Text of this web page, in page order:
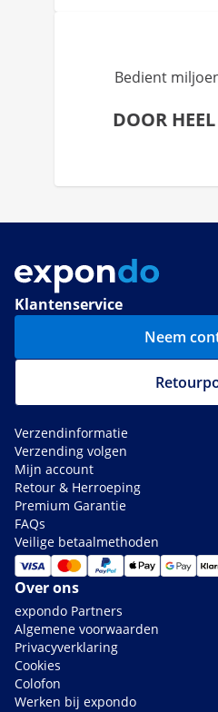
Bedient
DOOR
Klantenservice
Neem
Verzendinformatie
Verzending volgen
Mijn account
Retour & Herroeping
Premium Garantie
FAQs
Veilige betaalmethoden
Over ons
expondo Partners
Algemene voorwaarden
Privacyverklaring
Cookies
Colofon
Werken bij expondo